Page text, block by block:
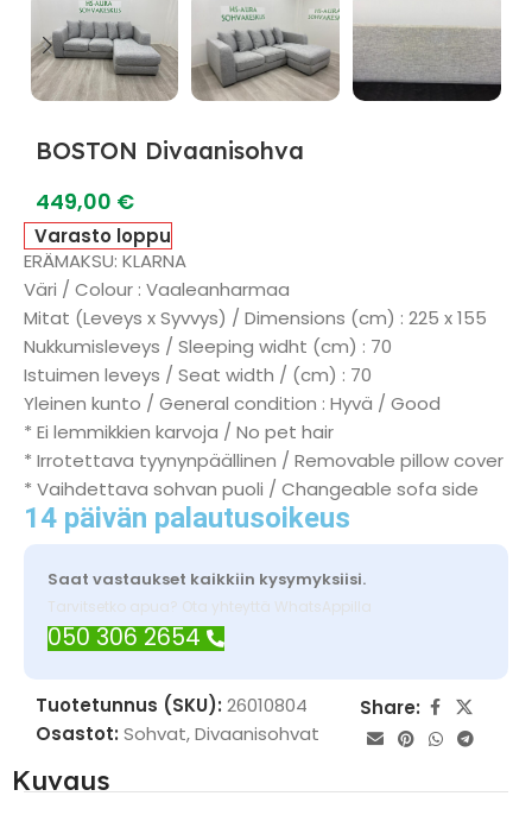
BOSTON Divaanisohva
449,00 €
Varasto loppu
ERÄMAKSU: KLARNA
Väri / Colour : Vaaleanharmaa
Mitat (Leveys x Syvvys) / Dimensions (cm) : 225 x 155
Nukkumisleveys / Sleeping widht (cm) : 70
Istuimen leveys / Seat width / (cm) : 70
Yleinen kunto / General condition : Hyvä / Good
* Ei lemmikkien karvoja / No pet hair
* Irrotettava tyynynpäällinen / Removable pillow cover
* Vaihdettava sohvan puoli / Changeable sofa side
14 päivän palautusoikeus
Saat vastaukset kaikkiin kysymyksiisi.
Tarvitsetko apua? Ota yhteyttä WhatsAppilla
050 306 2654
Tuotetunnus (SKU): 26010804
Osastot: Sohvat,Divaanisohvat
Share:
Kuvaus